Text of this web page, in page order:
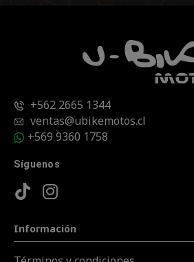
+562 2665 1344
ventas@ubikemotos.cl
+569 9360 1758
Síguenos
Información